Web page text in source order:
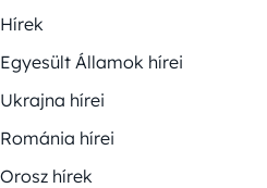
Hírek
Egyesült Államok hírei
Ukrajna hírei
Románia hírei
Orosz hírek